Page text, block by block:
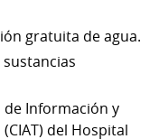
gratuita de agua.
Información y
del Hospital